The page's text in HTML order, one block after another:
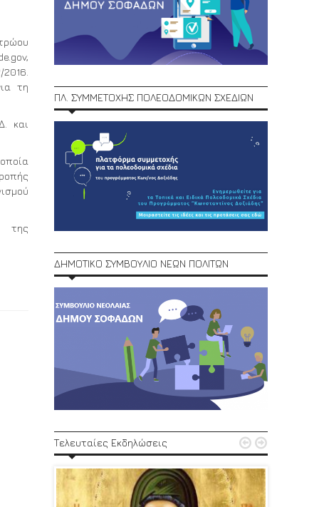
τη
και
της
ΠΛ. ΣΥΜΜΕΤΟΧΗΣ ΠΟΛΕΟΔΟΜΙΚΩΝ ΣΧΕΔΙΩΝ
ΔΗΜΟΤΙΚΟ ΣΥΜΒΟΥΛΙΟ ΝΕΩΝ ΠΟΛΙΤΩΝ
Τελευταίες Εκδηλώσεις  